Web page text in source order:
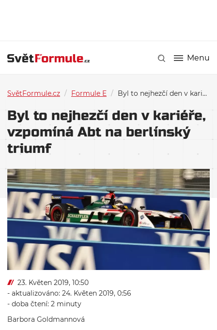
Menu
SvětFormule.cz / Formule E / Byl to nejhezčí den v kariéře, vzpomíná Abt na berlínský triumf
Byl to nejhezčí den v kariéře,
vzpomíná Abt na berlínský
triumf
23. Květen 2019, 10:50
- aktualizováno: 24. Květen 2019, 0:56
- doba čtení: 2 minuty
Barbora Goldmannová